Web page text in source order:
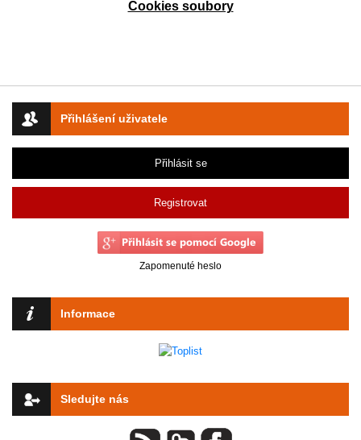
Přihlášení uživatele
Přihlásit se
Registrovat
Zapomenuté heslo
Informace
Sledujte nás
Cookies soubory